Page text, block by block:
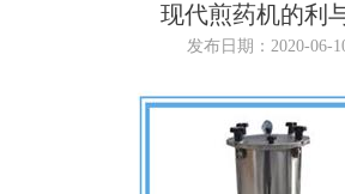
现代煎药机的利
发布日期：2020-06-